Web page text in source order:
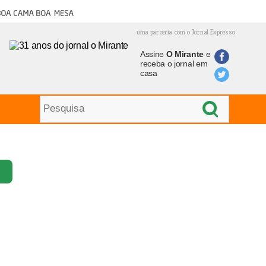
cama boa mesa
uma parceria com o Jornal Expresso
Assine O Mirantee
receba o jornal em
casa